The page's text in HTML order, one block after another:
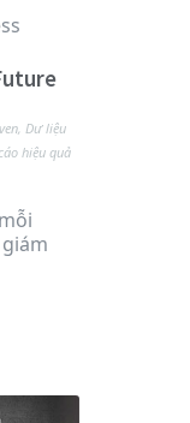
, Dư liệu
hiệu quả